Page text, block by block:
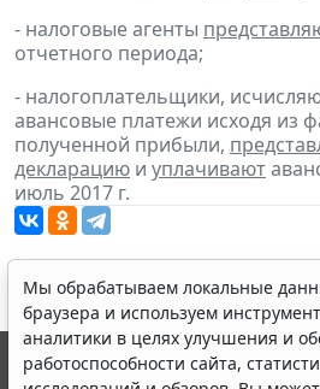
- налоговые агенты
отчетного периода;
- налогоплательщики,
авансовые платежи исходя из
полученной прибыли,
декларацию и уплачивают
июль 2017 г.
Мы обрабатываем локальные
браузера и используем
аналитики в целях улучшения и
работоспособности сайта,
© ООО "НПП "ГАРАНТ-СЕРВИС",